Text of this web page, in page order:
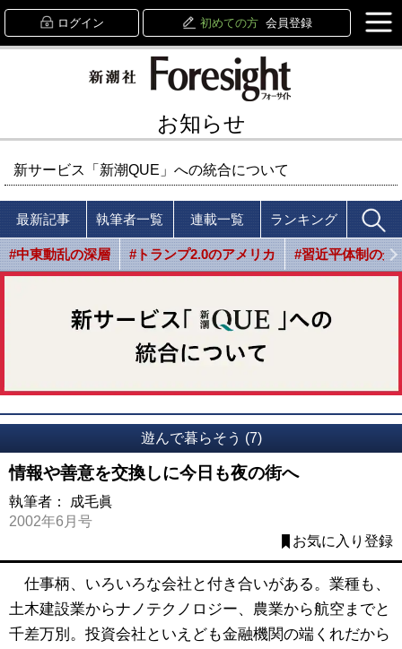
ログイン 初めての方 会員登録
お知らせ
新サービス「新潮QUE」への統合について
最新記事 執筆者一覧 連載一覧 ランキング
#中東動乱の深層 #トランプ2.0のアメリカ #習近平体制の光
遊んで暮らそう (7)
情報や善意を交換しに今日も夜の街へ
執筆者：
成毛眞
2002年6月号
お気に入り登録
仕事柄、いろいろな会社と付き合いがある。業種も、
土木建設業からナノテクノロジー、農業から航空までと
千差万別。投資会社といえども金融機関の端くれだから